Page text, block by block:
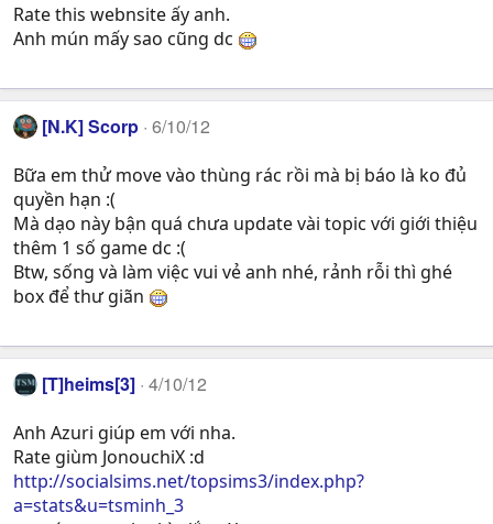
Rate this webnsite ấy anh.
Anh mún mấy sao cũng dc
[N.K] Scorp 6/10/12
Bữa em thử move vào thùng rác rồi mà bị báo là ko đủ
quyền hạn :(
Mà dạo này bận quá chưa update vài topic với giới thiệu
thêm 1 số game dc :(
Btw, sống và làm việc vui vẻ anh nhé, rảnh rỗi thì ghé
box để thư giãn
[T]heims[3] 4/10/12
Anh Azuri giúp em với nha.
Rate giùm JonouchiX :d
http://socialsims.net/topsims3/index.php?
a=stats&u=tsminh_3